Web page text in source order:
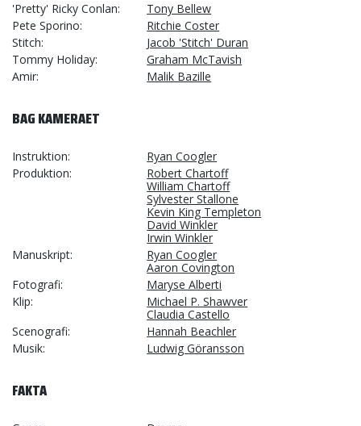
'Pretty' Ricky Conlan
Tony Bellew
Pete Sporino
Ritchie Coster
Stitch
Jacob 'Stitch' Duran
Tommy Holiday
Graham McTavish
Amir
Malik Bazille
BAG KAMERAET
Instruktion
Ryan Coogler
Produktion
Robert Chartoff
William Chartoff
Sylvester Stallone
Kevin King Templeton
David Winkler
Irwin Winkler
Manuskript
Ryan Coogler
Aaron Covington
Fotografi
Maryse Alberti
Klip
Michael P. Shawver
Claudia Castello
Scenografi
Hannah Beachler
Musik
Ludwig Göransson
FAKTA